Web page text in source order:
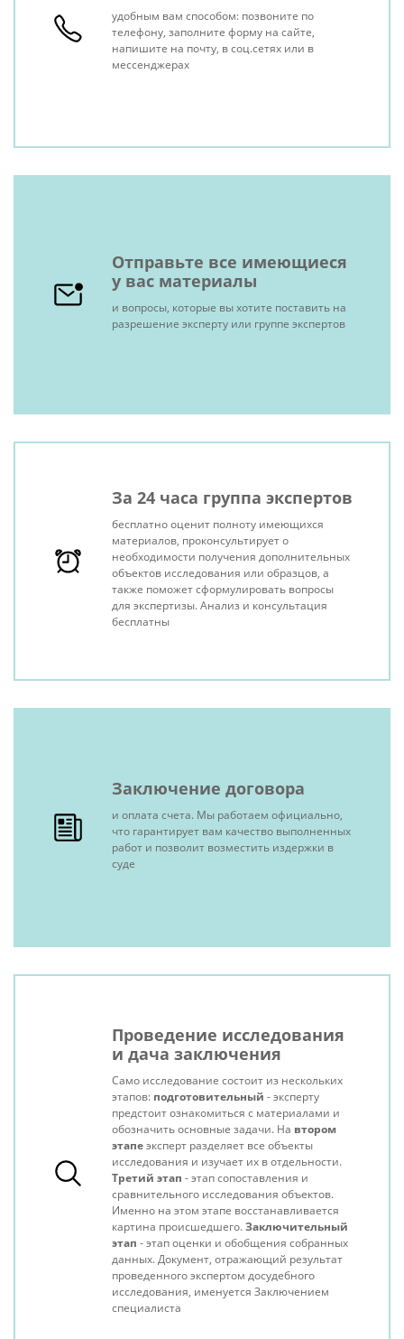
удобным вам способом: позвоните по
телефону, заполните форму на сайте,
напишите на почту, в соц.сетях или в
мессенджерах
Отправьте все имеющиеся
у вас материалы
и вопросы, которые вы хотите поставить на
разрешение эксперту или группе экспертов
За 24 часа группа экспертов
бесплатно оценит полноту имеющихся
материалов, проконсультирует о
необходимости получения дополнительных
объектов исследования или образцов, а
также поможет сформулировать вопросы
для экспертизы. Анализ и консультация
бесплатны
Заключение договора
и оплата счета. Мы работаем официально,
что гарантирует вам качество выполненных
работ и позволит возместить издержки в
суде
Проведение исследования
и дача заключения
Само исследование состоит из нескольких
этапов: подготовительный - эксперту
предстоит ознакомиться с материалами и
обозначить основные задачи. На втором
этапеэксперт разделяет все объекты
исследования и изучает их в отдельности.
Третий этап - этап сопоставления и
сравнительного исследования объектов.
Именно на этом этапе восстанавливается
картина происшедшего.Заключительный
этап - этап оценки и обобщения собранных
данных. Документ, отражающий результат
проведенного экспертом досудебного
исследования, именуется Заключением
специалиста